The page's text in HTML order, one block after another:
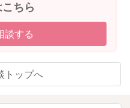
ちら
談する
トップへ